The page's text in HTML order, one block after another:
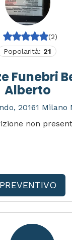
(2)
Popolarità: 21
Funebri
Alberto
20161 Milano
non
PREVENTIVO